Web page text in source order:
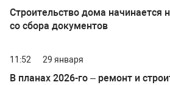
Строительство дома начинается
со сбора документов
11:52 29 января
В планах 2026-го – ремонт и